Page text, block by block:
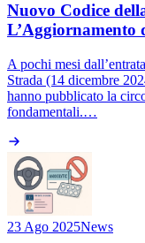
Nuovo Codice
L’Aggiornamento
A pochi mesi
Strada (14 dicembre
hanno pubblicato la
fondamentali.…
23 Ago 2025News